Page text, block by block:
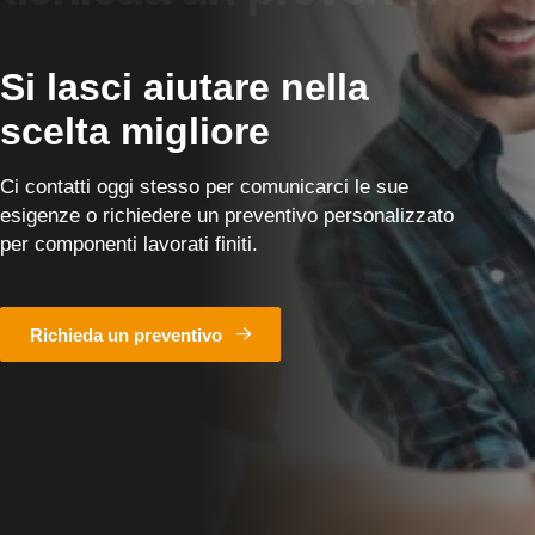
Si lasci aiutare nella
scelta migliore
Ci contatti oggi stesso per comunicarci le sue
esigenze o richiedere un preventivo personalizzato
per componenti lavorati finiti.
Richieda un preventivo